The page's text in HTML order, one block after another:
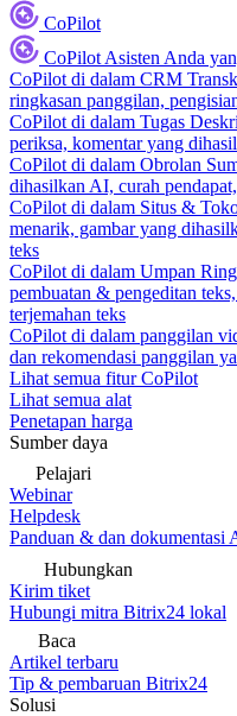
CoPilot
CoPilot Asisten Anda
CoPilot di dalam CRM
ringkasan panggilan,
CoPilot di dalam Tugas
periksa, komentar yang
CoPilot di dalam Obrolan
dihasilkan AI, curah
CoPilot di dalam Situs &
menarik, gambar yang
teks
CoPilot di dalam Umpan
pembuatan & pengeditan
terjemahan teks
CoPilot di dalam panggilan
dan rekomendasi panggilan
Lihat semua fitur CoPilot
Lihat semua alat
Penetapan harga
Sumber daya
Pelajari
Webinar
Helpdesk
Panduan & dan dokumentasi
Hubungkan
Kirim tiket
Hubungi mitra Bitrix24 lokal
Baca
Artikel terbaru
Tip & pembaruan Bitrix24
Solusi